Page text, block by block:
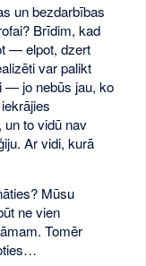
un bezdarbības
Brīdim, kad
— elpot, dzert
var palikt
— jo nebūs jau, ko
un to vidū nav
Ar vidi, kurā
Mūsu
ne vien
Tomēr